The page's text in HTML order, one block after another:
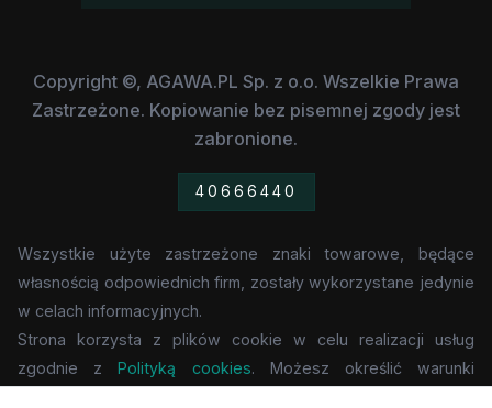
Copyright ©, AGAWA.PL Sp. z o.o. Wszelkie Prawa
Zastrzeżone. Kopiowanie bez pisemnej zgody jest
zabronione.
40666440
Wszystkie użyte zastrzeżone znaki towarowe, będące
własnością odpowiednich firm, zostały wykorzystane jedynie
w celach informacyjnych.
Strona korzysta z plików cookie w celu realizacji usług
zgodnie zPolityką cookies. Możesz określić warunki